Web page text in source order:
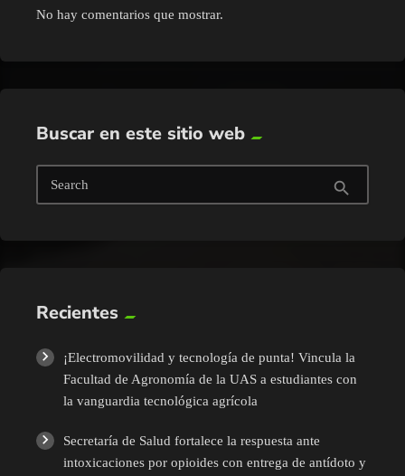
No hay comentarios que mostrar.
Buscar en este sitio web
Search search
Recientes
¡Electromovilidad y tecnología de punta! Vincula la
Facultad de Agronomía de la UAS a estudiantes con
la vanguardia tecnológica agrícola
Secretaría de Salud fortalece la respuesta ante
intoxicaciones por opioides con entrega de antídoto y